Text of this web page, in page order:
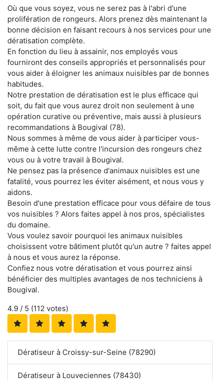
Où que vous soyez, vous ne serez pas à l'abri d'une
prolifération de rongeurs. Alors prenez dès maintenant la
bonne décision en faisant recours à nos services pour une
dératisation complète.
En fonction du lieu à assainir, nos employés vous
fourniront des conseils appropriés et personnalisés pour
vous aider à éloigner les animaux nuisibles par de bonnes
habitudes.
Notre prestation de dératisation est le plus efficace qui
soit, du fait que vous aurez droit non seulement à une
opération curative ou préventive, mais aussi à plusieurs
recommandations à Bougival (78).
Nous sommes à même de vous aider à participer vous-
même à cette lutte contre l'incursion des rongeurs chez
vous ou à votre travail à Bougival.
Ne pensez pas la présence d'animaux nuisibles est une
fatalité, vous pourrez les éviter aisément, et nous vous y
aidons.
Besoin d'une prestation efficace pour vous défaire de tous
vos nuisibles ? Alors faites appel à nos pros, spécialistes
du domaine.
Vous voulez savoir pourquoi les animaux nuisibles
choisissent votre bâtiment plutôt qu'un autre ? faites appel
à nous et vous aurez la réponse.
Confiez nous votre dératisation et vous pourrez ainsi
bénéficier des multiples avantages de nos techniciens à
Bougival.
4.9 / 5 (112 votes)
Dératiseur à Croissy-sur-Seine (78290)
Dératiseur à Louveciennes (78430)